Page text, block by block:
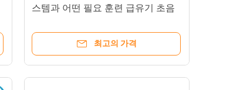
스템과 어떤 필요 훈련 급유기 초음
최고의 가격